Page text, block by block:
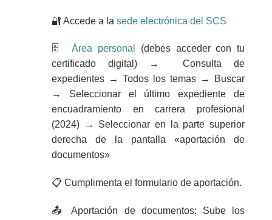
🔐 Accede a la sede electrónica del SCS
🗄️Área personal
(debes acceder con tu
certificado digital) → Consulta de
expedientes → Todos los temas → Buscar
→ Seleccionar el último expediente de
encuadramiento en carrera profesional
(2024) → Seleccionar en la parte superior
derecha de la pantalla «aportación de
documentos»
📋 Cumplimenta el formulario de aportación.
📤Aportación de documentos: Sube los